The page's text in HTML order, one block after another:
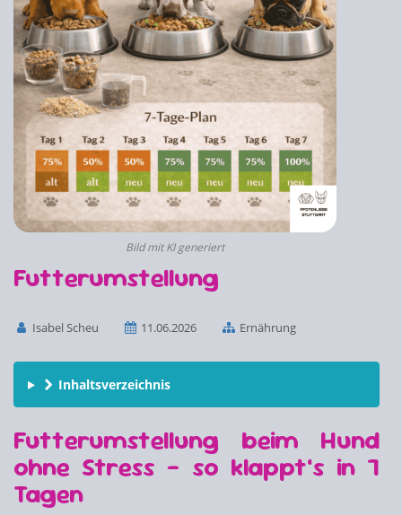
Bild mit KI generiert
Futterumstellung
Isabel Scheu 11.06.2026 Ernährung
Inhaltsverzeichnis
Futterumstellung beim Hund
ohne Stress – so klappt’s in 7
Tagen